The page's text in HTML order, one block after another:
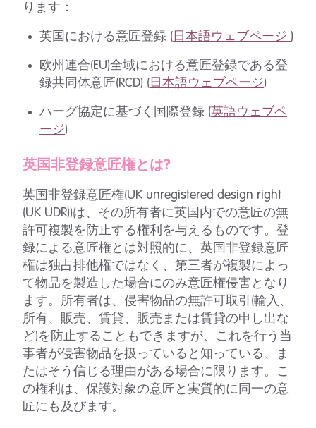
ります：
英国における意匠登録 ( 日本語ウェブページ )
欧州連合(EU)全域における意匠登録である登
録共同体意匠(RCD) ( 日本語ウェブページ)
ハーグ協定に基づく国際登録 (英語ウェブペ
ージ)
英国非登録意匠権とは?
英国非登録意匠権(UK unregistered design right
(UK UDR))は、その所有者に英国内での意匠の無
許可複製を防止する権利を与えるものです。登
録による意匠権とは対照的に、英国非登録意匠
権は独占排他権ではなく、第三者が複製によっ
て物品を製造した場合にのみ意匠権侵害となり
ます。所有者は、侵害物品の無許可取引(輸入、
所有、販売、賃貸、販売または賃貸の申し出な
ど)を防止することもできますが、これを行う当
事者が侵害物品を扱っていると知っている、ま
たはそう信じる理由がある場合に限ります。こ
の権利は、保護対象の意匠と実質的に同一の意
匠にも及びます。